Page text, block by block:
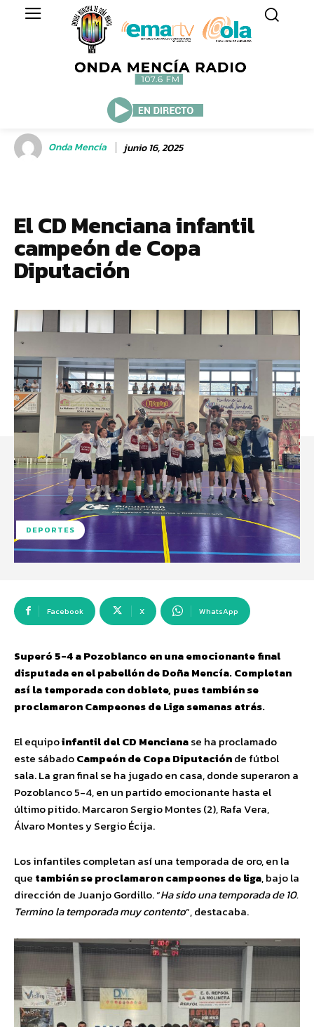
Onda Mencía junio 16, 2025
El CD Menciana infantil
campeón de Copa
Diputación
DEPORTES
Facebook X WhatsApp
Superó 5-4 a Pozoblanco en una emocionante final
disputada en el pabellón de Doña Mencía. Completan
así la temporada con doblete, pues también se
proclamaron Campeones de Liga semanas atrás.
El equipoinfantil del CD Mencianase ha proclamado
este sábadoCampeón de Copa Diputaciónde fútbol
sala. La gran final se ha jugado en casa, donde superaron a
Pozoblanco 5-4, en un partido emocionante hasta el
último pitido. Marcaron Sergio Montes (2), Rafa Vera,
Álvaro Montes y Sergio Écija.
Los infantiles completan así una temporada de oro, en la
que también se proclamaron campeones de liga, bajo la
dirección de Juanjo Gordillo. “Ha sido una temporada de 10.
Termino la temporada muy contento“, destacaba.